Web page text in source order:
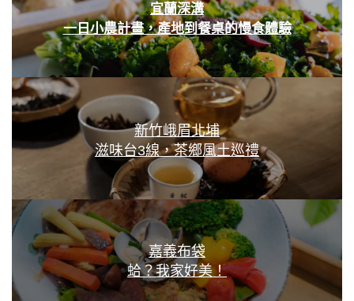
宜蘭深溝
一日小農計畫，產地到餐桌的慢食體驗
新竹峨眉北埔
滋味台3線，茶鄉風土巡禮
嘉義布袋
蛤？我家好美！